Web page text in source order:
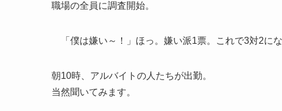
職場の全員に調査開始。
「僕は嫌い～！」ほっ。嫌い派1票。これで3対2にな
朝10時、アルバイトの人たちが出勤。
当然聞いてみます。